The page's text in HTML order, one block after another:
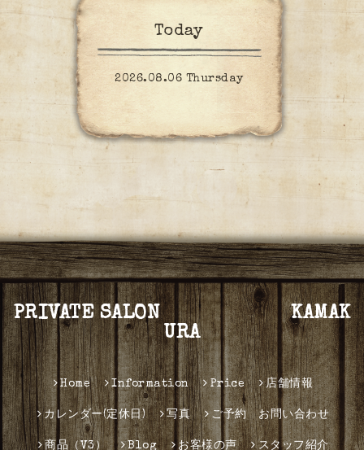
Today
2026.08.06 Thursday
PRIVATE SALON KAMAK
URA
Home Information Price 店舗情報
カレンダー(定休日) 写真 ご予約 お問い合わせ
商品（V3） Blog お客様の声 スタッフ紹介